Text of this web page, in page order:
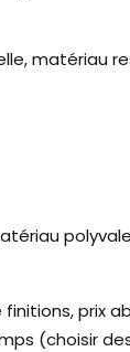
matériau
prix
(choisir